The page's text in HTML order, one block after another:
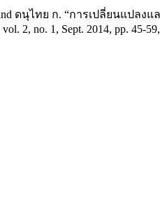
ดนุไทย ก. “การเปลี่ยนแปล
vol. 2, no. 1, Sept. 2014, pp. 45-